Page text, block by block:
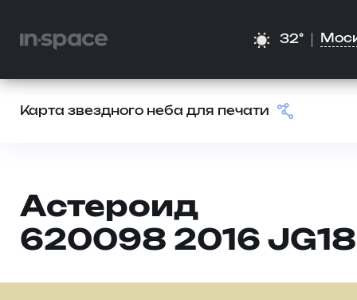
32°
Карта звездного неба для печати
Астероид
620098 2016 JG18